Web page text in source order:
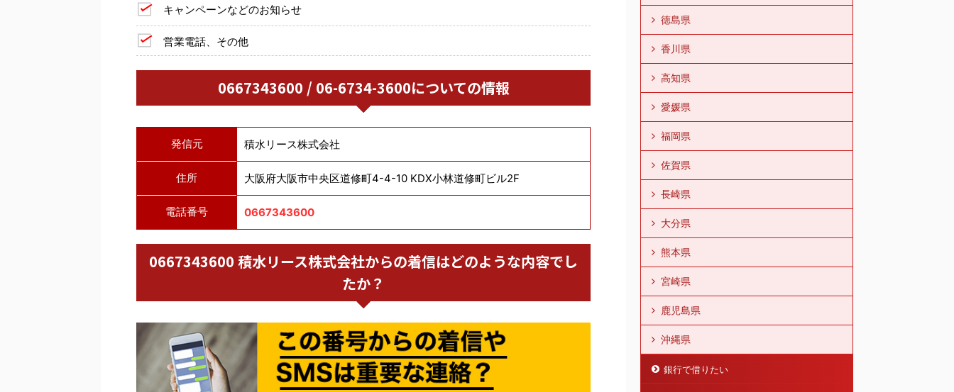
キャンペーンなどのお知らせ
営業電話、その他
0667343600 / 06-6734-3600についての情報
発信元 積水リース株式会社
住所 大阪府大阪市中央区道修町4-4-10 KDX小林道修町ビル2F
電話番号 0667343600
0667343600 積水リース株式会社からの着信はどのような内容でし
たか？
徳島県
香川県
高知県
愛媛県
福岡県
佐賀県
長崎県
大分県
熊本県
宮崎県
鹿児島県
沖縄県
銀行で借りたい